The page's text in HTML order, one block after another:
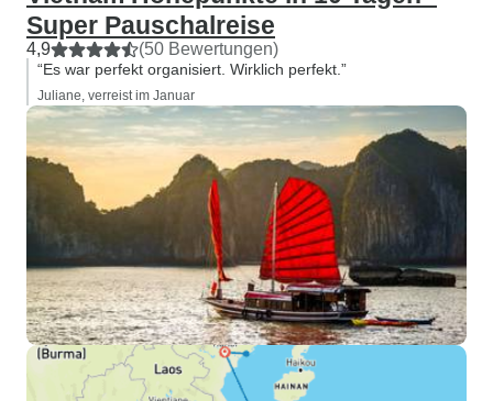
Super Pauschalreise
4,9 (50 Bewertungen)
“Es war perfekt organisiert. Wirklich perfekt.”
Juliane, verreist im Januar